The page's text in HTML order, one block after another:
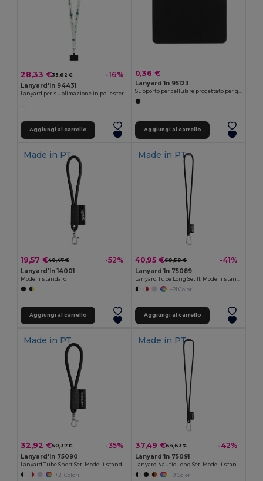
28,33 €33,62 € -16%
Lanyard'In 94431
Aggiungi al carrello
0,36 €
Lanyard'In 95123
Aggiungi al carrello
Made in PT
19,57 €40,47 € -52%
Lanyard'In 14001
Modelli standard
Aggiungi al carrello
Made in PT
40,95 €69,50 € -41%
Lanyard'In 75089
+21 Colori
Aggiungi al carrello
Made in PT
32,92 €50,37 € -35%
Lanyard'In 75090
+21 Colori
Made in PT
37,49 €64,63 € -42%
Lanyard'In 75091
+9 Colori